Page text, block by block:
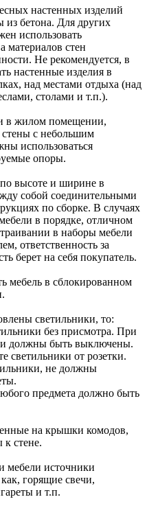
настенных изделий
из бетона. Для других
использовать
материалов стен
Не рекомендуется, в
настенные изделия в
над местами отдыха (над
столами и т.п.).
в жилом помещении,
стены с небольшим
использоваться
опоры.
высоте и ширине в
собой соединительными
по сборке. В случаях
в порядке, отличном
в наборы мебели
ответственность за
берет на себя покупатель.
мебель в сблокированном
светильники, то:
без присмотра. При
должны быть выключены.
светильники от розетки.
не должны
предмета должно быть
на крышки комодов,
стене.
мебели источники
горящие свечи,
и т.п.